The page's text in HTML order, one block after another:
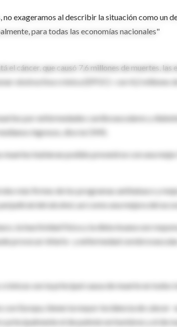
no exageramos al describir la situación como un
para todas las economías nacionales"
el cáncer, que causó 7,6 millones de muertes,
obstructiva crónica (EPOC)- con 4,2 millones
por enfermedades cardiovasculares y
ingresos, dice la OMS.
muertes hubieran podido prevenirse con una
más firmes de los programas antitabaco y
del alcohol, así como una mejora del
la inactividad física y la dieta insana son
provocar infarto- y enfermedad
crónicas son la principal causa de muerte en todos
con Europa, tienen la mayor incidencia de
principalmente el de pulmón en hombres y el de